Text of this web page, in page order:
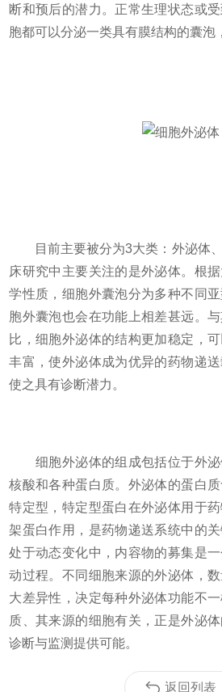
断和预后的潜力。正常生理状态或
胞都可以分泌一类具有膜结构的囊泡
目前主要被分为3大类：外泌体、
床研究中主要关注的是外泌体。根
学性质，细胞外囊泡分为多种不同
胞外囊泡也会在功能上相差甚远。
比，细胞外泌体的结构更加稳定，
丰富，使外泌体成为优异的药物递
使之具有诊断潜力。
细胞外泌体的组成包括位于外泌
核酸和各种蛋白质。外泌体的蛋白
特定型，特定型蛋白在外泌体用于
架蛋白作用，是药物递送系统中的
处于动态变化中，内容物的募集是
动过程。不同细胞来源的外泌体，
大差异性，决定每种外泌体功能不
质、其来源的细胞有关，正是外泌
诊断与监测提供可能。
返回列表